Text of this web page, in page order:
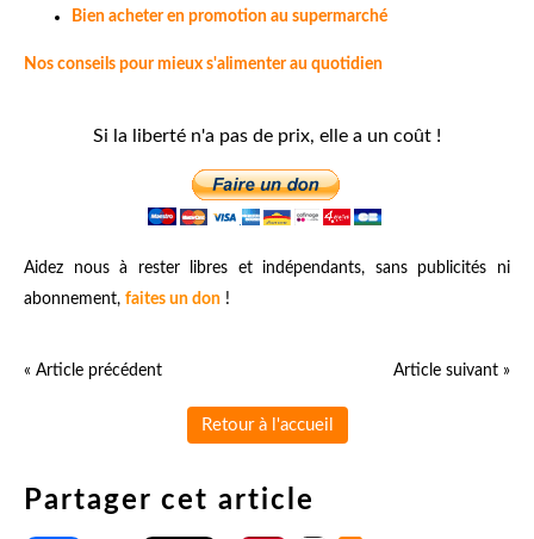
Bien acheter en promotion au supermarché
Nos conseils pour mieux s'alimenter au quotidien
Si la liberté n'a pas de prix, elle a un coût !
Aidez nous à rester libres et indépendants, sans publicités ni
abonnement, faites un don !
« Article précédent Article suivant »
Retour à l'accueil
Partager cet article